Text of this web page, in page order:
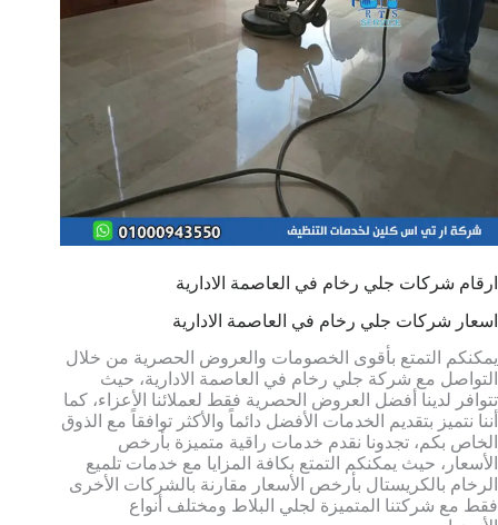
ارقام شركات جلي رخام في العاصمة الادارية
اسعار شركات جلي رخام في العاصمة الادارية
يمكنكم التمتع بأقوى الخصومات والعروض الحصرية من خلال
التواصل مع شركة جلي رخام في العاصمة الادارية، حيث
تتوافر لدينا أفضل العروض الحصرية فقط لعملائنا الأعزاء، كما
أننا نتميز بتقديم الخدمات الأفضل دائماً والأكثر توافقاً مع الذوق
الخاص بكم، تجدونا نقدم خدمات راقية متميزة بأرخص
الأسعار، حيث يمكنكم التمتع بكافة المزايا مع خدمات تلميع
الرخام بالكريستال بأرخص الأسعار مقارنة بالشركات الأخرى
فقط مع شركتنا المتميزة لجلي البلاط ومختلف أنواع